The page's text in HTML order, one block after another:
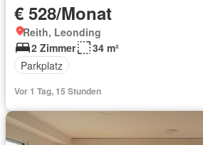
€ 528/Monat
Reith, Leonding
2 Zimmer
34 m²
Parkplatz
Vor 1 Tag, 15 Stunden